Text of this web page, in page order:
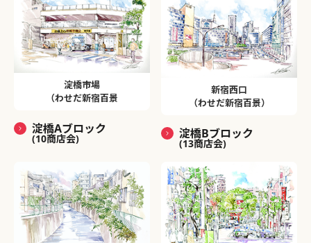
淀橋市場
（わせだ新宿百景
淀橋Aブロック
(10商店会)
新宿西口
（わせだ新宿百景）
淀橋Bブロック
(13商店会)